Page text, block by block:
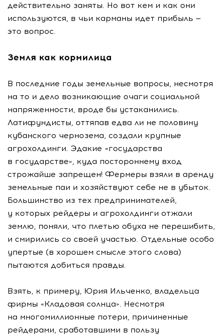
действительно заняты. Но вот кем и как они
используются, в чьи карманы идет прибыль —
это вопрос.
Земля как кормилица
В последние годы земельные вопросы, несмотря
на то и дело возникающие очаги социальной
напряженности, вроде бы устаканились.
Латифундисты, оттяпав едва ли не половину
кубанского чернозема, создали крупные
агрохолдинги. Эдакие «государства
в государстве», куда постороннему вход
строжайше запрещен! Фермеры взяли в аренду
земельные паи и хозяйствуют себе не в убыток.
Большинство из тех предпринимателей,
у которых рейдеры и агрохолдинги отжали
землю, поняли, что плетью обуха не перешибить,
и смирились со своей участью. Отдельные особо
упертые (в хорошем смысле этого слова)
пытаются добиться правды.
Взять, к примеру, Юрия Ильченко, владельца
фирмы «Кладовая солнца». Несмотря
на многомиллионные потери, причиненные
рейдерами, сработавшими в пользу